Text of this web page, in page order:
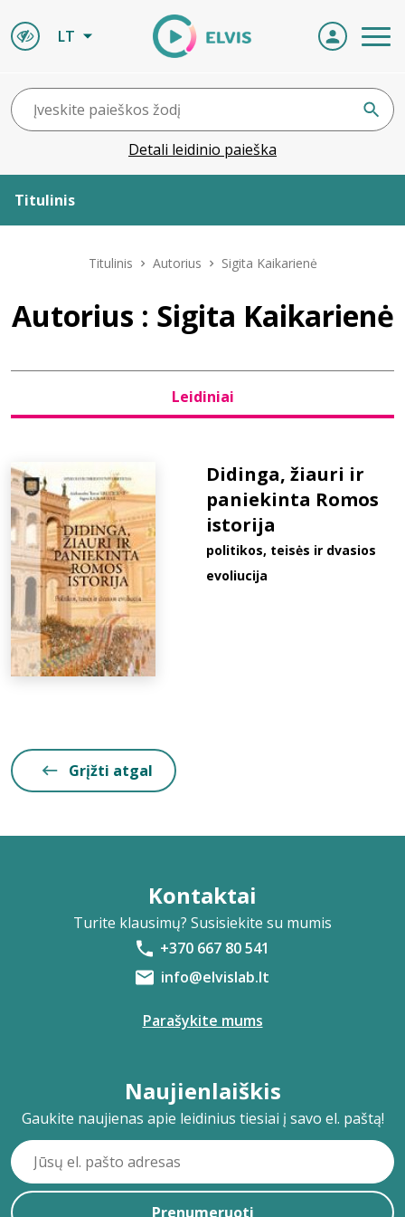
LT
Detali leidinio paieška
Titulinis
Leidiniai
D.U.K.
Titulinis Autorius Sigita Kaikarienė
Autorius : Sigita Kaikarienė
Leidiniai
Didinga, žiauri ir
paniekinta Romos
istorija
politikos, teisės ir dvasios
evoliucija
Grįžti atgal
Kontaktai
Turite klausimų? Susisiekite su mumis
+370 667 80 541
info@elvislab.lt
Parašykite mums
Naujienlaiškis
Gaukite naujienas apie leidinius tiesiai į savo el. paštą!
Prenumeruoti